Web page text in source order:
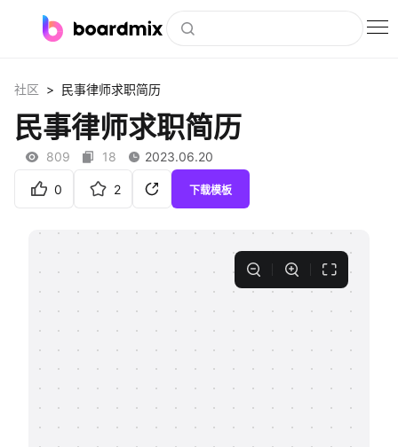
社区资源
下载
私有化部署
支持
社区 > 民事律师求职简历
民事律师求职简历
809 18 2023.06.20
0 2 下载模板